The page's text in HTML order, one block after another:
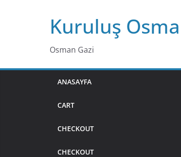
Kuruluş
Osman Gazi
ANASAYFA
CART
CHECKOUT
CHECKOUT